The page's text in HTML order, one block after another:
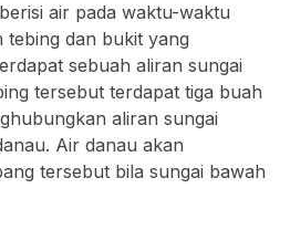
air pada waktu-waktu
tebing dan bukit yang
sebuah aliran sungai
tersebut terdapat tiga buah
aliran sungai
Air danau akan
tersebut bila sungai bawah